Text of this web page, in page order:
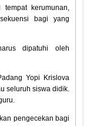
kerumunan,
bagi yang
dipatuhi oleh
Yopi Krislova
seluruh siswa didik.
pengecekan bagi